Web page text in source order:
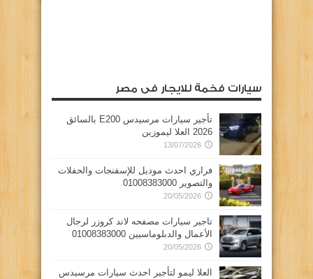
سيارات فخمة للايجار فى مصر
تأجير سيارات مرسيدس E200 بالسائق
2026 العلا ليموزين
13/07/2026
فراري احدث موديل للإسفنجات والحفلات
والتصوير 01008383000
20/05/2026
تاجير سيارات مصفحه لاند كروزر لرجال
الأعمال والدبلوماسيين 01008383000
20/05/2026
العلا ليمو لتأجير احدث سيارات مرسيدس